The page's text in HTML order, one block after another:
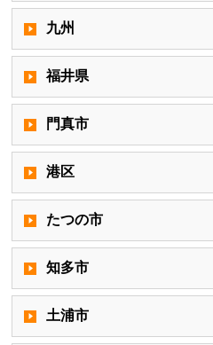
九州
福井県
門真市
港区
たつの市
知多市
土浦市